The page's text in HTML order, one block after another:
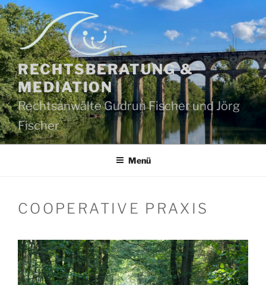
Zum
Inhalt
springen
RECHTSBERATUNG &
MEDIATION
Rechtsanwälte Gudrun Fischer und Jörg
Fischer
Menü
COOPERATIVE PRAXIS